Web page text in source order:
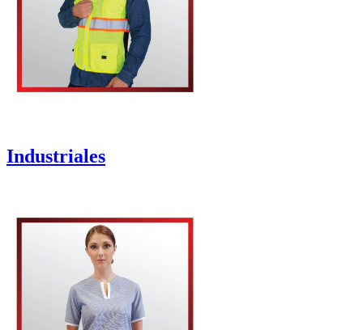
Industriales